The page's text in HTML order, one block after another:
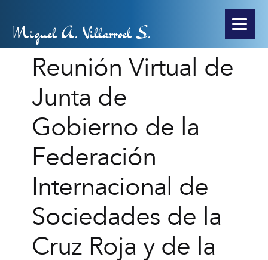
Miguel A. Villarroel S.
Reunión Virtual de
Junta de
Gobierno de la
Federación
Internacional de
Sociedades de la
Cruz Roja y de la